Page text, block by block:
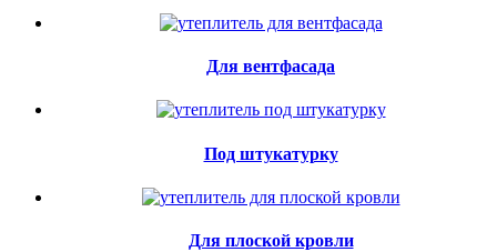
Для вентфасада
Под штукатурку
Для плоской кровли